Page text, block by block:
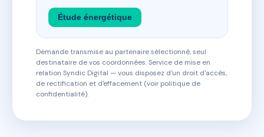
Étude énergétique
Demande transmise au partenaire sélectionné, seul
destinataire de vos coordonnées. Service de mise en
relation Syndic Digital — vous disposez d'un droit d'accès,
de rectification et d'effacement (voir politique de
confidentialité).